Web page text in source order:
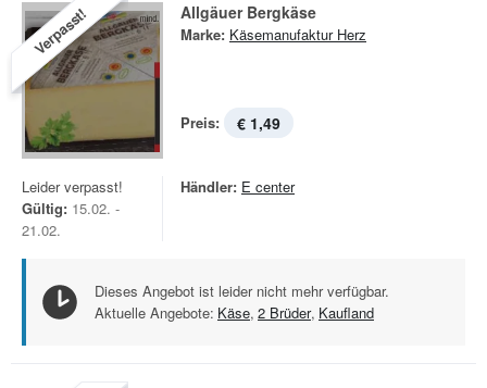
Verpasst! Allgäuer Bergkäse
Marke: Käsemanufaktur Herz
Preis: € 1,49
Leider verpasst!
Gültig: 15.02. -
21.02.
Händler: E center
Dieses Angebot ist leider nicht mehr verfügbar.
Aktuelle Angebote: Käse, 2 Brüder, Kaufland